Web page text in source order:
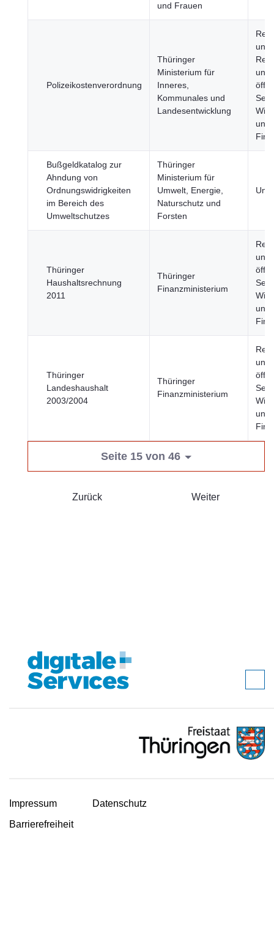
und Frauen
Polizeikostenverordnung
Thüringer
Ministerium für
Inneres,
Kommunales und
Landesentwicklung
und
und
und
Bußgeldkatalog zur
Ahndung von
Ordnungswidrigkeiten
im Bereich des
Umweltschutzes
Thüringer
Ministerium für
Umwelt, Energie,
Naturschutz und
Forsten
Thüringer
Haushaltsrechnung
2011
Thüringer
Finanzministerium
und
und
Thüringer
Landeshaushalt
2003/2004
Thüringer
Finanzministerium
und
und
Seite 15 von 46
Zurück Weiter
Impressum
Datenschutz
Barrierefreiheit